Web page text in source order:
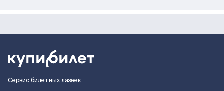
Сервис билетных лазеек